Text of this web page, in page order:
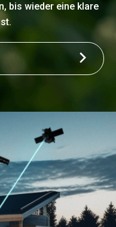
bis wieder eine klare